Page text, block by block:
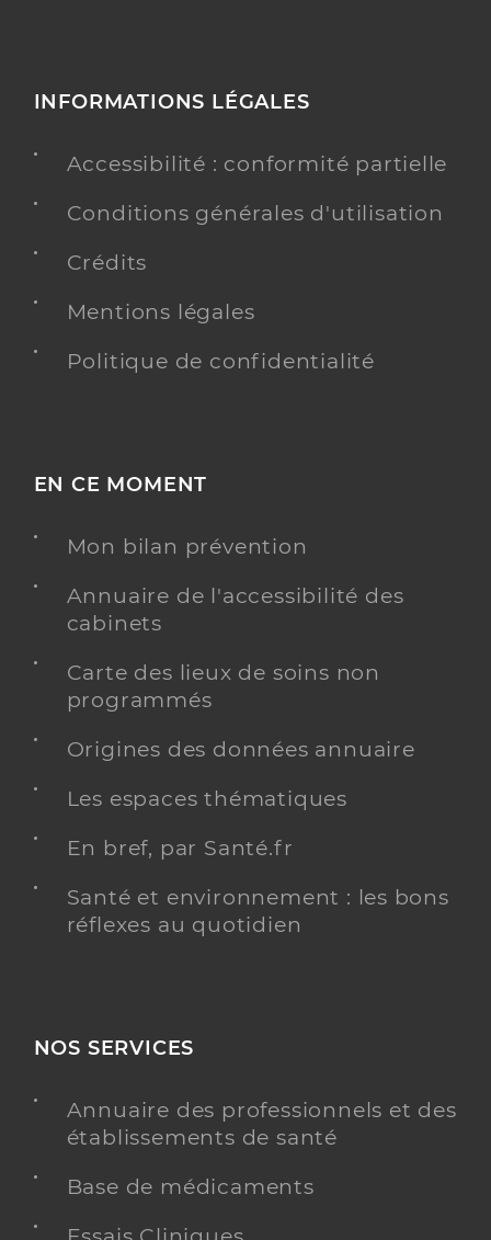
INFORMATIONS LÉGALES
Accessibilité : conformité partielle
Conditions générales d'utilisation
Crédits
Mentions légales
Politique de confidentialité
EN CE MOMENT
Mon bilan prévention
Annuaire de l'accessibilité des
cabinets
Carte des lieux de soins non
programmés
Origines des données annuaire
Les espaces thématiques
En bref, par Santé.fr
Santé et environnement : les bons
réflexes au quotidien
NOS SERVICES
Annuaire des professionnels et des
établissements de santé
Base de médicaments